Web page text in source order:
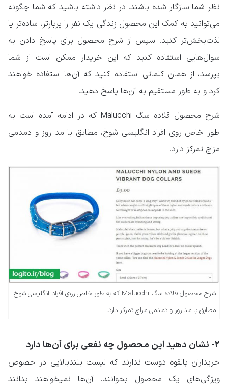
نظر شما سازگار شده باشند. در نظر داشته باشید که شما چگونه
می‌توانید به کمک این محصول زندگی یک نفر را پربارتر، ساده‌تر یا
لذت‌بخش‌تر کنید. سپس از شرح محصول برای پاسخ دادن به
سوال‌هایی استفاده کنید که این خریدار ممکن است از شما
بپرسد، از همان کلماتی استفاده کنید که آن‌ها استفاده خواهند
کرد و به طور مستقیم به آن‌ها پاسخ دهید.
شرح محصول قلاده سگ Malucchi که در ادامه آمده است به
طور خاص روی افراد انگلیسی شوخ، مطابق با مد روز و دمدمی
مزاج تمرکز دارد.
شرح محصول قلاده سگ Malucchi که به طور خاص روی افراد انگلیسی شوخ،
مطابق با مد روز و دمدمی مزاج تمرکز دارد.
۲- نشان دهید این محصول چه نفعی برای آن‌ها دارد
خریداران بالقوه دوست ندارند که لیست بلندبالایی در خصوص
ویژگی‌های یک محصول بخوانند. آن‌ها نمیخواهند بدانند